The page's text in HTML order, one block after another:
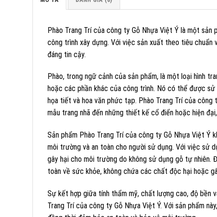
Phào Trang Trí của công ty Gỗ Nhựa Việt Ý là một
công trình xây dựng. Với việc sản xuất theo tiêu chuẩn
đáng tin cậy.
Phào, trong ngữ cảnh của sản phẩm, là một loại hình
hoặc các phần khác của công trình. Nó có thể được
họa tiết và hoa văn phức tạp. Phào Trang Trí của
mẫu trang nhã đến những thiết kế cổ điển hoặc hiện
Sản phẩm Phào Trang Trí của công ty Gỗ Nhựa Việt
môi trường và an toàn cho người sử dụng. Với việc sử
gây hại cho môi trường do không sử dụng gỗ tự nhiên.
toàn về sức khỏe, không chứa các chất độc hại hoặc
Sự kết hợp giữa tính thẩm mỹ, chất lượng cao, độ bền
Trang Trí của công ty Gỗ Nhựa Việt Ý. Với sản phẩm